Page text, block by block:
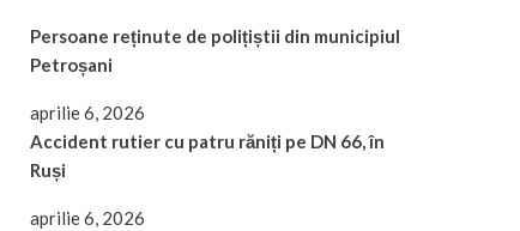
Persoane reținute de polițiștii din municipiul
Petroșani
aprilie 6, 2026
Accident rutier cu patru răniți pe DN 66, în
Ruși
aprilie 6, 2026